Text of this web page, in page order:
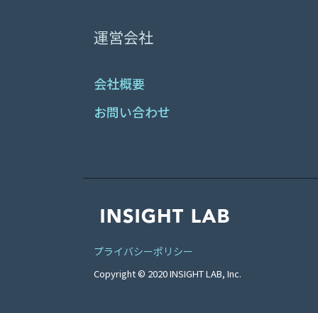
運営会社
会社概要
お問い合わせ
プライバシーポリシー
Copyright © 2020 INSIGHT LAB, Inc.